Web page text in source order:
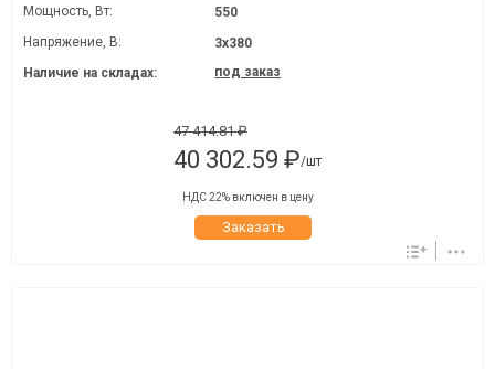
Мощность, Вт:
550
Напряжение, В:
3х380
Наличие на складах:
под заказ
47 414.81 ₽
40 302.59 ₽/шт
НДС 22% включен в цену
Заказать